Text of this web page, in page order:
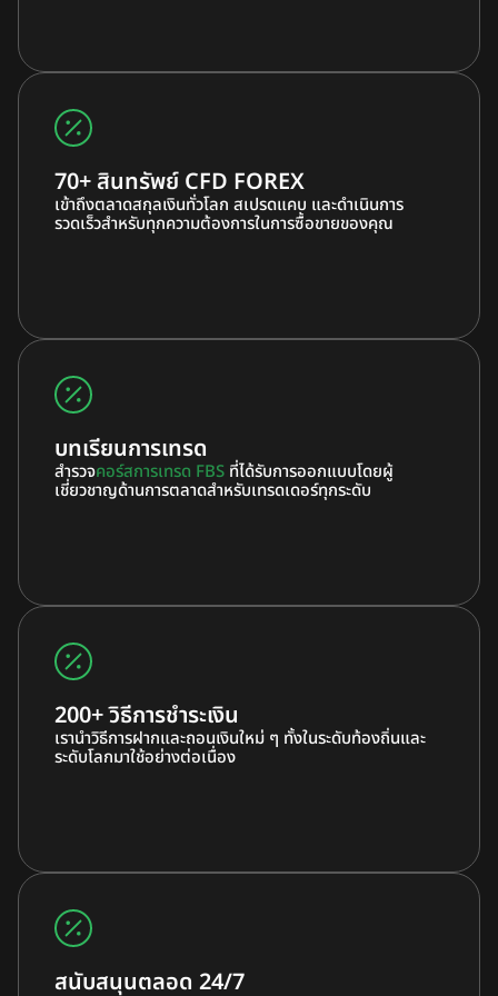
70+ สินทรัพย์ CFD FOREX
เข้าถึงตลาดสกุลเงินทั่วโลก สเปรดแคบ และดำเนินการ
รวดเร็วสำหรับทุกความต้องการในการซื้อขายของคุณ
บทเรียนการเทรด
สำรวจคอร์สการเทรด FBS ที่ได้รับการออกแบบโดยผู้
เชี่ยวชาญด้านการตลาดสำหรับเทรดเดอร์ทุกระดับ
200+ วิธีการชำระเงิน
เรานำวิธีการฝากและถอนเงินใหม่ ๆ ทั้งในระดับท้องถิ่นและ
ระดับโลกมาใช้อย่างต่อเนื่อง
สนับสนุนตลอด 24/7